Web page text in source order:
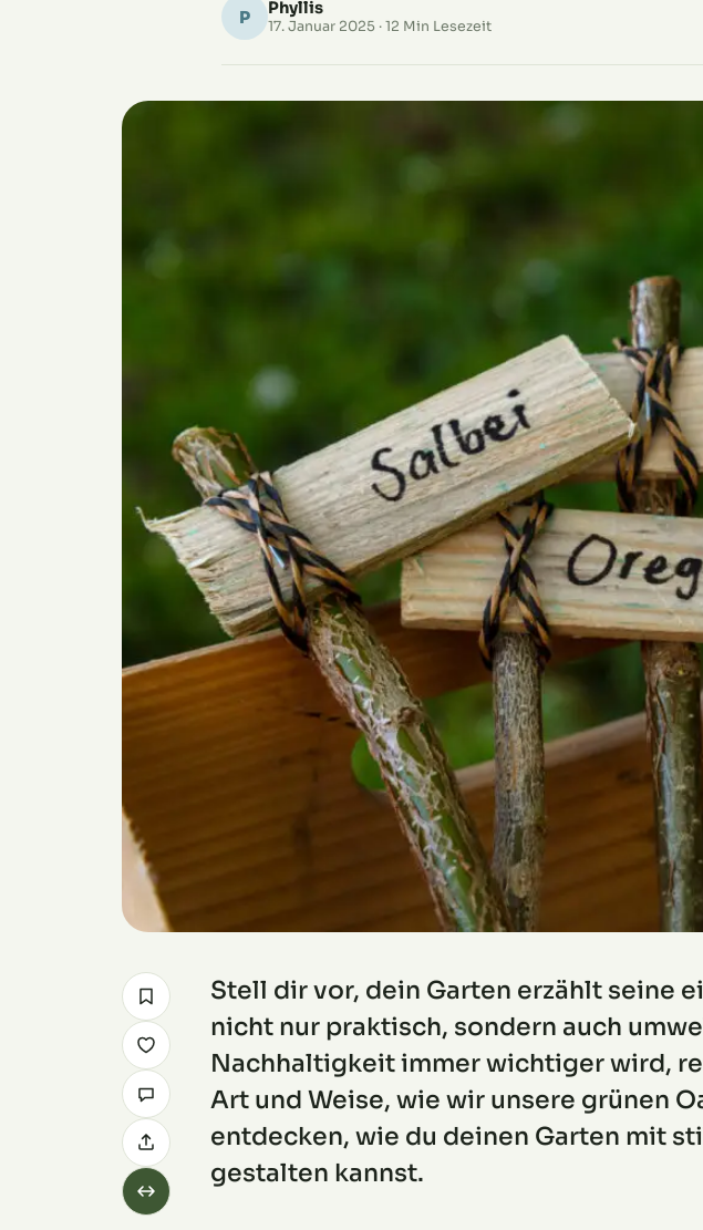
P Phyllis
17. Januar 2025 · 12 Min Lesezeit
Stell dir vor, dein Garten erzählt seine
nicht nur praktisch, sondern auch
Nachhaltigkeit immer wichtiger wird,
Art und Weise, wie wir unsere grünen
entdecken, wie du deinen Garten mit
gestalten kannst.